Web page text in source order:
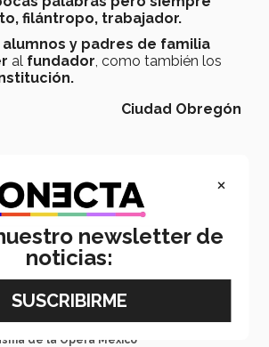
filántropo, trabajador.
y padres de familia
al fundador , como también los
Ciudad Obregón
Ensamble, Música, Teatro
Arte y Cultura
de la Ópera México
×
newsletter de
noticias: